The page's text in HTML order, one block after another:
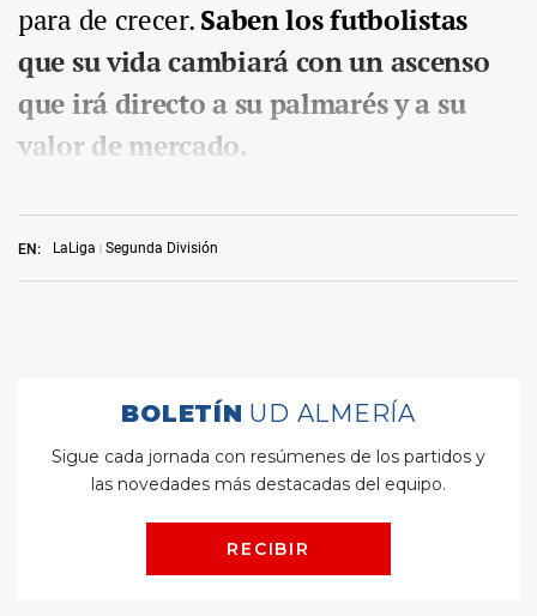
EN: LaLiga Segunda División
para de crecer.Saben los futbolistas
que su vida cambiará con un ascenso
que irá directo a su palmarés y a su
valor de mercado.